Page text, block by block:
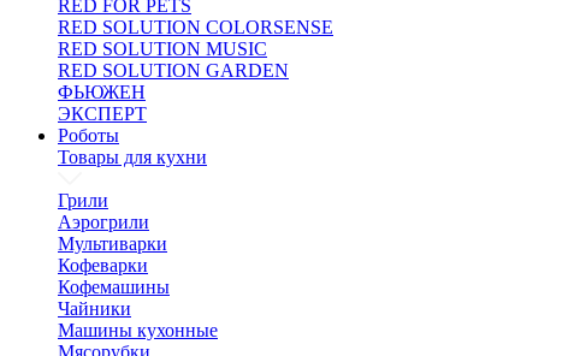
RED FOR PETS
RED SOLUTION COLORSENSE
RED SOLUTION MUSIC
RED SOLUTION GARDEN
ФЬЮЖЕН
ЭКСПЕРТ
Роботы
Товары для кухни
Грили
Аэрогрили
Мультиварки
Кофеварки
Кофемашины
Чайники
Машины кухонные
Мясорубки